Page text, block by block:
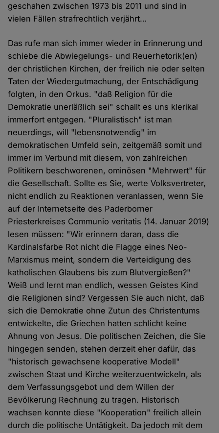
geschahen zwischen 1973 bis 2011 und sind in
vielen Fällen strafrechtlich verjährt…
Das rufe man sich immer wieder in Erinnerung und
schiebe die Abwiegelungs- und Reuerhetorik(en)
der christlichen Kirchen, der freilich nie oder selten
Taten der Wiedergutmachung, der Entschädigung
folgten, in den Orkus. "daß Religion für die
Demokratie unerläßlich sei" schallt es uns klerikal
immerfort entgegen. "Pluralistisch" ist man
neuerdings, will "lebensnotwendig" im
demokratischen Umfeld sein, zeitgemäß somit und
immer im Verbund mit diesem, von zahlreichen
Politikern beschworenen, ominösen "Mehrwert" für
die Gesellschaft. Sollte es Sie, werte Volksvertreter,
nicht endlich zu Reaktionen veranlassen, wenn Sie
auf der Internetseite des Paderborner
Priesterkreises Communio veritatis (14. Januar 2019)
lesen müssen: "Wir erinnern daran, dass die
Kardinalsfarbe Rot nicht die Flagge eines Neo-
Marxismus meint, sondern die Verteidigung des
katholischen Glaubens bis zum Blutvergießen?"
Weiß und lernt man endlich, wessen Geistes Kind
die Religionen sind? Vergessen Sie auch nicht, daß
sich die Demokratie ohne Zutun des Christentums
entwickelte, die Griechen hatten schlicht keine
Ahnung von Jesus. Die politischen Zeichen, die Sie
hingegen senden, stehen derzeit eher dafür, das
"historisch gewachsene kooperative Modell"
zwischen Staat und Kirche weiterzuentwickeln, als
dem Verfassungsgebot und dem Willen der
Bevölkerung Rechnung zu tragen. Historisch
wachsen konnte diese "Kooperation" freilich allein
durch die politische Untätigkeit. Da jedoch mit dem